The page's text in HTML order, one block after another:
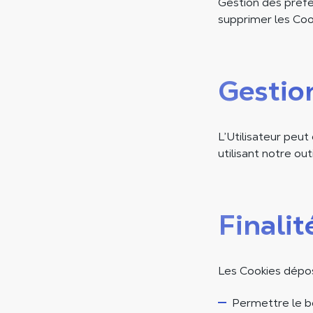
supprimer les
L’Utilisateur
utilisant notre
Les Cookies
Permettre le